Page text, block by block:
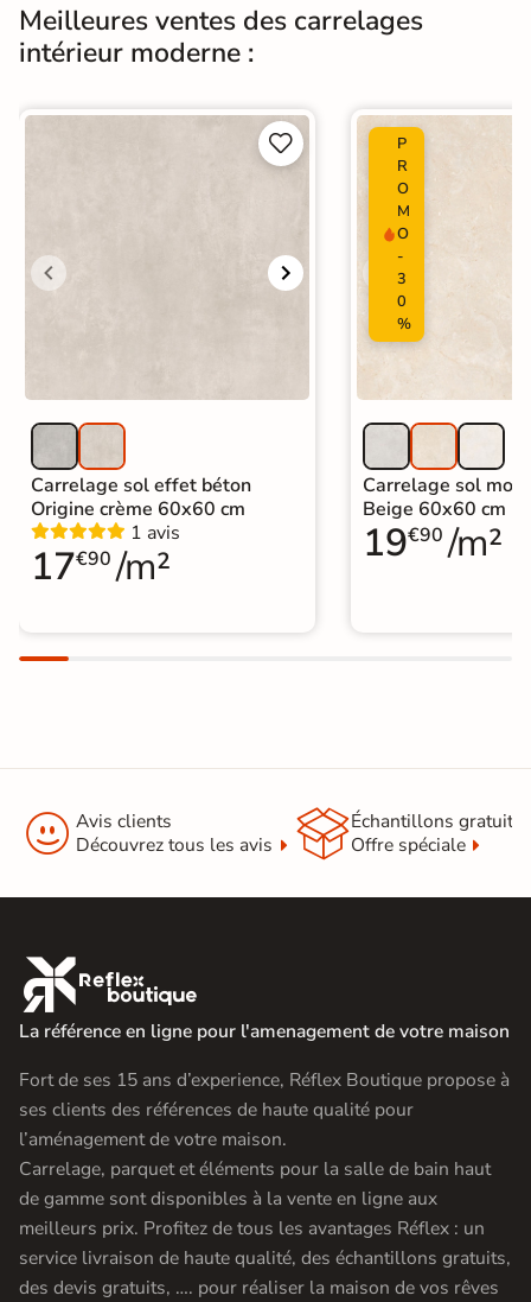
Origine Espagne
Carrelage design
Carrelage intérieur / extérieur
identique
Carrelage sol cuisine
|
Carrelage salon moderne
Carrelage WC
Meilleures ventes des carrelages
intérieur moderne :


Carrelage sol effet béton
Origine crème 60x60 cm
1 avis
17€90 /m²
P
R
O
M
O
-
3
0
%
Carrelage sol
Beige 60x60 cm
19€90 /m²
 Avis clients
Découvrez tous les avis
Échantillons gratuit
Offre spéciale

La référence en ligne pour l'amenagement de votre maison
Fort de ses 15 ans d’experience, Réflex Boutique propose à
ses clients des références de haute qualité pour
l’aménagement de votre maison.
Carrelage, parquet et éléments pour la salle de bain haut
de gamme sont disponibles à la vente en ligne aux
meilleurs prix. Profitez de tous les avantages Réflex : un
service livraison de haute qualité, des échantillons gratuits,
des devis gratuits, …. pour réaliser la maison de vos rêves